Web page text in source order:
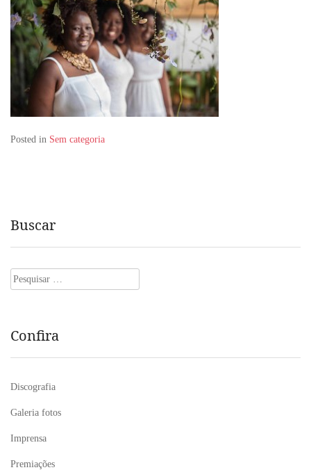
Posted in Sem categoria
Buscar
Pesquisar
por:
Confira
Discografia
Galeria fotos
Imprensa
Premiações